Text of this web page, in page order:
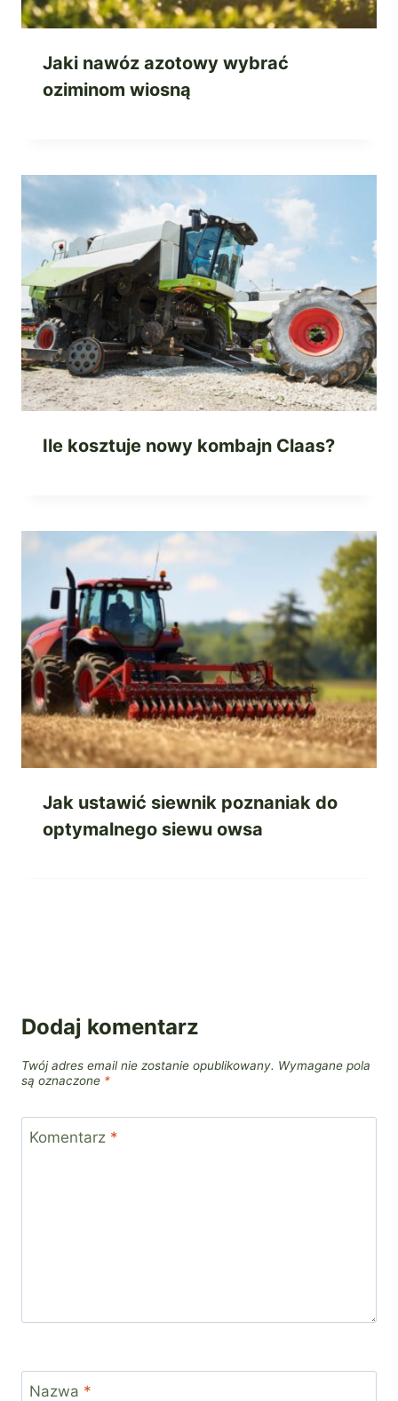
Jaki nawóz azotowy wybrać
oziminom wiosną
Ile kosztuje nowy kombajn Claas?
Jak ustawić siewnik poznaniak do
optymalnego siewu owsa
Dodaj komentarz
Twój adres email nie zostanie opublikowany. Wymagane pola
są oznaczone *
Komentarz *
Nazwa *